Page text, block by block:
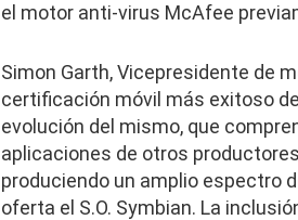
el motor anti-virus McAfee
Simon Garth, Vicepresidente de
certificación móvil más exitoso
evolución del mismo, que
aplicaciones de otros
produciendo un amplio espectro
oferta el S.O. Symbian. La